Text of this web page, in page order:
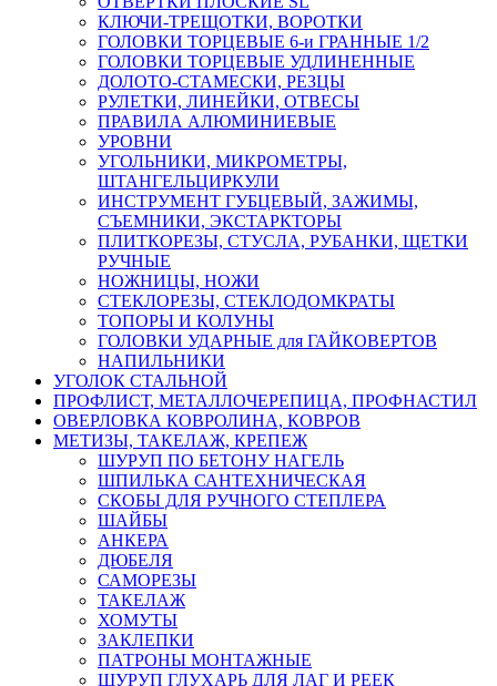
КЛЮЧИ-ТРЕЩОТКИ, ВОРОТКИ
ГОЛОВКИ ТОРЦЕВЫЕ 6-и ГРАННЫЕ 1/2
ГОЛОВКИ ТОРЦЕВЫЕ УДЛИНЕННЫЕ
ДОЛОТО-СТАМЕСКИ, РЕЗЦЫ
РУЛЕТКИ, ЛИНЕЙКИ, ОТВЕСЫ
ПРАВИЛА АЛЮМИНИЕВЫЕ
УРОВНИ
УГОЛЬНИКИ, МИКРОМЕТРЫ,
ШТАНГЕЛЬЦИРКУЛИ
ИНСТРУМЕНТ ГУБЦЕВЫЙ, ЗАЖИМЫ,
СЪЕМНИКИ, ЭКСТАРКТОРЫ
ПЛИТКОРЕЗЫ, СТУСЛА, РУБАНКИ, ЩЕТКИ
РУЧНЫЕ
НОЖНИЦЫ, НОЖИ
СТЕКЛОРЕЗЫ, СТЕКЛОДОМКРАТЫ
ТОПОРЫ И КОЛУНЫ
ГОЛОВКИ УДАРНЫЕ для ГАЙКОВЕРТОВ
НАПИЛЬНИКИ
УГОЛОК СТАЛЬНОЙ
ПРОФЛИСТ, МЕТАЛЛОЧЕРЕПИЦА, ПРОФНАСТИЛ
ОВЕРЛОВКА КОВРОЛИНА, КОВРОВ
МЕТИЗЫ, ТАКЕЛАЖ, КРЕПЕЖ
ШУРУП ПО БЕТОНУ НАГЕЛЬ
ШПИЛЬКА САНТЕХНИЧЕСКАЯ
СКОБЫ ДЛЯ РУЧНОГО СТЕПЛЕРА
ШАЙБЫ
АНКЕРА
ДЮБЕЛЯ
САМОРЕЗЫ
ТАКЕЛАЖ
ХОМУТЫ
ЗАКЛЕПКИ
ПАТРОНЫ МОНТАЖНЫЕ
ШУРУП ГЛУХАРЬ ДЛЯ ЛАГ И РЕЕК